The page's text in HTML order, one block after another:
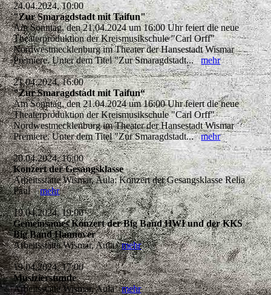
24.04.2024, 10:00
"Zur Smaragdstadt mit Taifun"
Am Sonntag, den 21.04.2024 um 16:00 Uhr feiert die neue
Theaterproduktion der Kreismusikschule "Carl Orff"
Nordwestmecklenburg im Theater der Hansestadt Wismar
Premiere. Unter dem Titel "Zur Smaragdstadt...mehr
21.04.2024, 16:00
"Zur Smaragdstadt mit Taifun“
Am Sonntag, den 21.04.2024 um 16:00 Uhr feiert die neue
Theaterproduktion der Kreismusikschule "Carl Orff"
Nordwestmecklenburg im Theater der Hansestadt Wismar
Premiere. Unter dem Titel "Zur Smaragdstadt...mehr
20.04.2024, 16:00
Konzert der Gesangsklasse
Arbeitsstätte Wismar, Aula: Konzert der Gesangsklasse Relia
Paulmehr
19.04.2024, 19:00
Gemeinsames Konzert der Big Band HWI und der KKS
Big Band Hannover
Arbeitsstätte Wismar, Aulamehr
19.04.2024, 17:00
Musizierstunde
Arbeitsstätte Wismar, Aulamehr